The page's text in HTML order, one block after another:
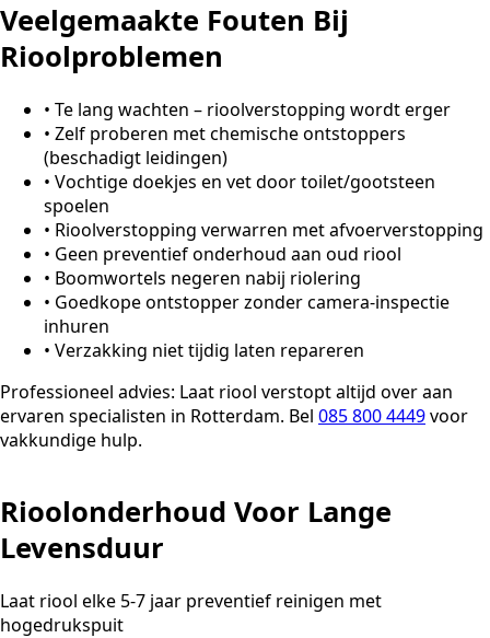
Veelgemaakte Fouten Bij
Rioolproblemen
• Te lang wachten – rioolverstopping wordt erger
• Zelf proberen met chemische ontstoppers
(beschadigt leidingen)
• Vochtige doekjes en vet door toilet/gootsteen
spoelen
• Rioolverstopping verwarren met afvoerverstopping
• Geen preventief onderhoud aan oud riool
• Boomwortels negeren nabij riolering
• Goedkope ontstopper zonder camera-inspectie
inhuren
• Verzakking niet tijdig laten repareren
Professioneel advies: Laat riool verstopt altijd over aan
ervaren specialisten in Rotterdam. Bel 085 800 4449voor
vakkundige hulp.
Rioolonderhoud Voor Lange
Levensduur
Laat riool elke 5-7 jaar preventief reinigen met
hogedrukspuit